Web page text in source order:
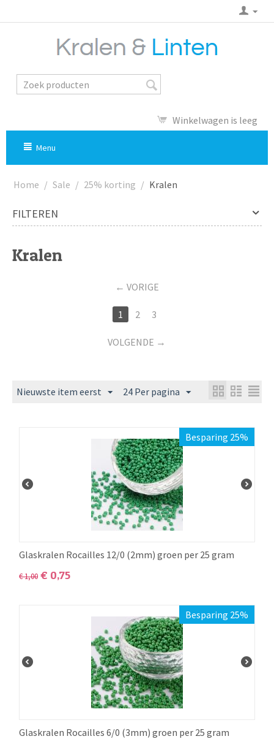
Winkelwagen is leeg
Menu
Home / Sale / 25% korting / Kralen
FILTEREN
Kralen
VORIGE
1 2 3
VOLGENDE
Nieuwste item eerst 24 Per pagina
Besparing 25%
Glaskralen Rocailles 12/0 (2mm) groen per 25 gram
€1,00 € 0,75
Besparing 25%
Glaskralen Rocailles 6/0 (3mm) groen per 25 gram